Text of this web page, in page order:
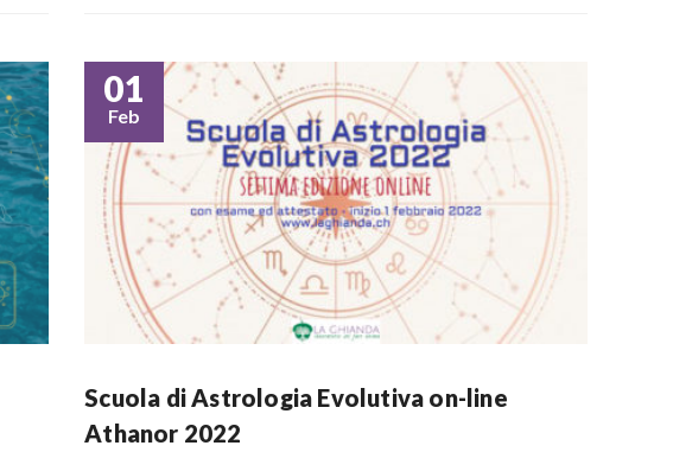
01
Feb
Scuola di Astrologia Evolutiva on-line
Athanor 2022